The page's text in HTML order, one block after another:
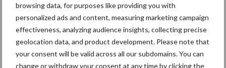
browsing data, for purposes like providing you with
personalized ads and content, measuring marketing campaign
effectiveness, analyzing audience insights, collecting precise
geolocation data, and product development. Please note that
your consent will be valid across all our subdomains. You can
change or withdraw your consent at any time by clicking the
Themapagina's